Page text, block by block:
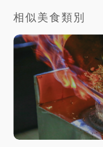
相似美食類別